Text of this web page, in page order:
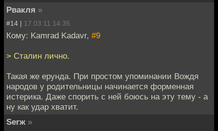
Рвакля »
#14 | 17.03.11 14:35
Кому: Kamrad Kadavr, #9
> Сталин лично.
Такая же ерунда. При простом упоминании Вождя
народов у родительницы начинается форменная
истерика. Даже спорить с ней боюсь на эту тему - а
ну как удар хватит.
Serж »